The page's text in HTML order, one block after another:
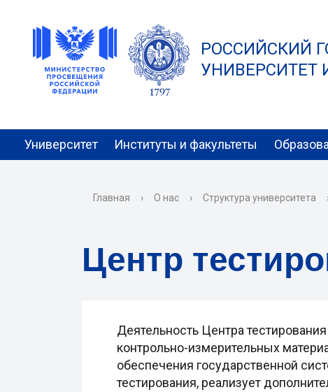
РОССИЙСКИЙ
УНИВЕРСИТЕТ
Университет Институты и факультеты
Главная › О нас › Структура университета
Центр
Деятельность Центра
контрольно-измерительных
обеспечения государственной
тестирования, реализует